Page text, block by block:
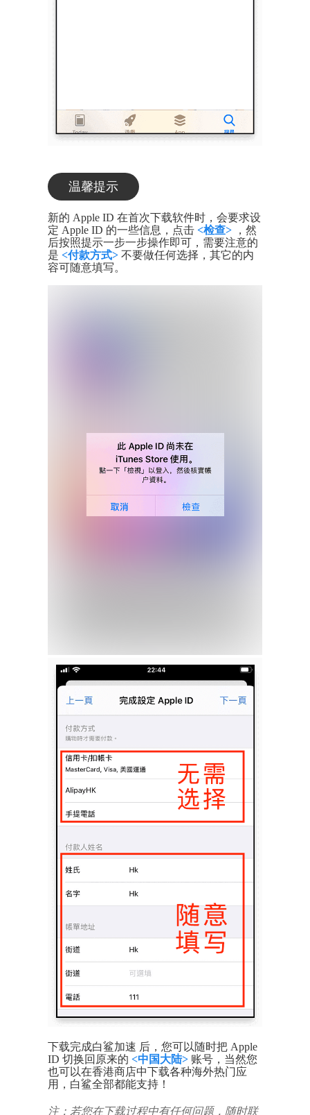
温馨提示
新的 Apple ID 在首次下载软件时，会要求设
定 Apple ID 的一些信息，点击<检查> ，然
后按照提示一步一步操作即可，需要注意的
是<付款方式> 不要做任何选择，其它的内
容可随意填写。
下载完成白鲨加速 后，您可以随时把 Apple
ID 切换回原来的<中国大陆> 账号，当然您
也可以在香港商店中下载各种海外热门应
用，白鲨全部都能支持！
注：若您在下载过程中有任何问题，随时联